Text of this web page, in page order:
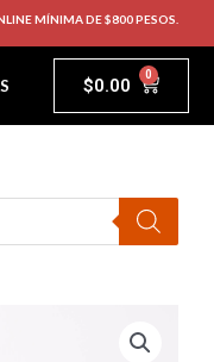
MÍNIMA DE $800 PESOS.
$0.00 0